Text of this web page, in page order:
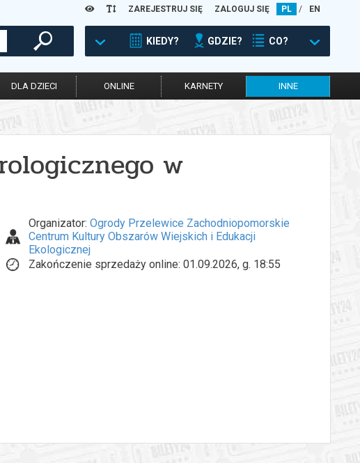
ZAREJESTRUJ SIĘ ZALOGUJ SIĘ PL / EN
KIEDY? GDZIE? CO?
DLA DZIECI ONLINE KARNETY INNE
w
Organizator: Ogrody Przelewice Zachodniopomorskie
Centrum Kultury Obszarów Wiejskich i Edukacji
Ekologicznej
Zakończenie sprzedaży online: 01.09.2026, g. 18:55
wysyłanym na adres e-mail, podany podczas zakupu.